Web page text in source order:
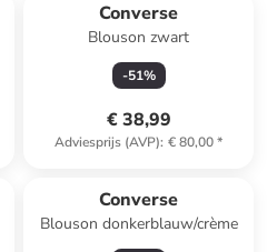
Converse
Blouson zwart
-51%
€ 38,99
Adviesprijs (AVP): € 80,00*
Converse
Blouson donkerblauw/crème